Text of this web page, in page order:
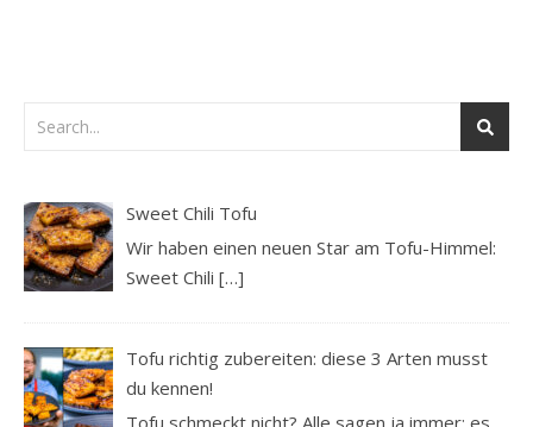
Sweet Chili Tofu
Wir haben einen neuen Star am Tofu-Himmel:
Sweet Chili[…]
Tofu richtig zubereiten: diese 3 Arten musst
du kennen!